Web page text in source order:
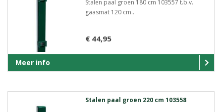
Stalen paal groen 180 cm 103557 t.b.v.
gaasmat 120 cm..
€ 44,95
Meer info
Stalen paal groen 220 cm 103558